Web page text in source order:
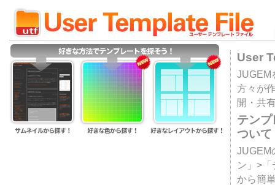
User
JUGEM
方々が
開・共
テン
ついて
JUGEM
ン」>
から簡